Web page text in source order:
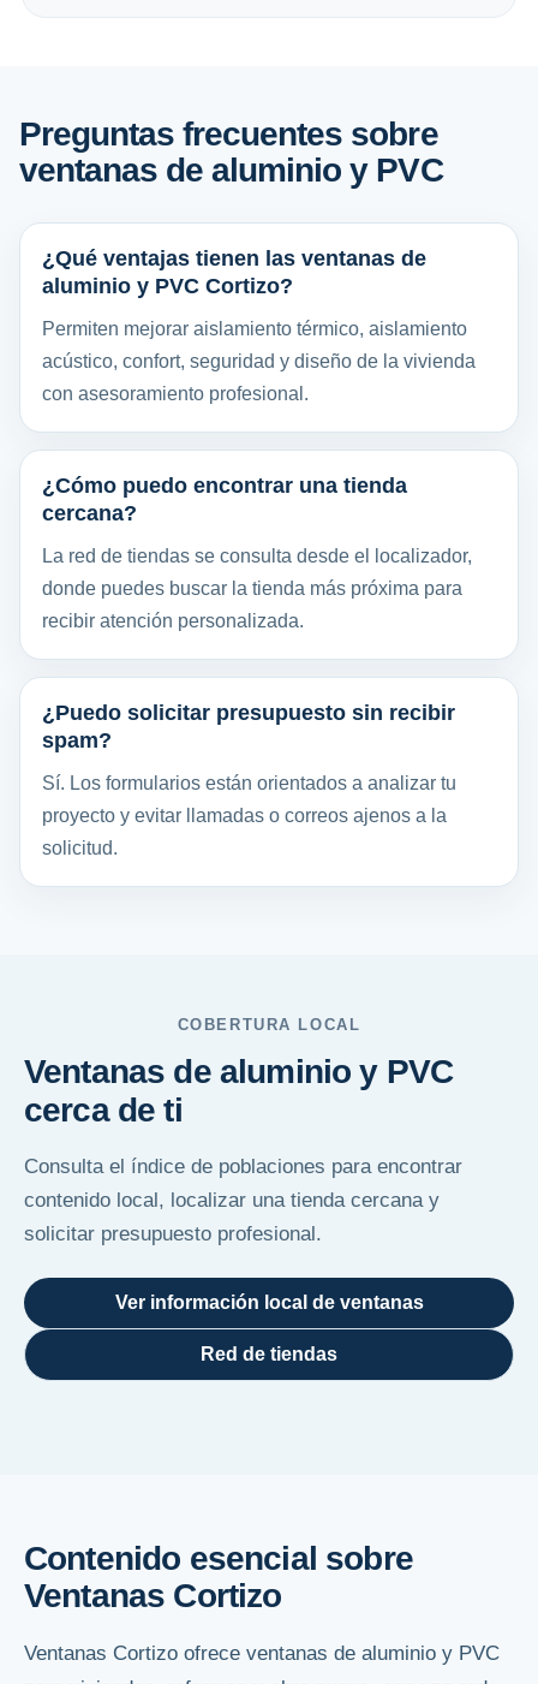
Preguntas frecuentes sobre
ventanas de aluminio y PVC
¿Qué ventajas tienen las ventanas de
aluminio y PVC Cortizo?
Permiten mejorar aislamiento térmico, aislamiento
acústico, confort, seguridad y diseño de la vivienda
con asesoramiento profesional.
¿Cómo puedo encontrar una tienda
cercana?
La red de tiendas se consulta desde el localizador,
donde puedes buscar la tienda más próxima para
recibir atención personalizada.
¿Puedo solicitar presupuesto sin recibir
spam?
Sí. Los formularios están orientados a analizar tu
proyecto y evitar llamadas o correos ajenos a la
solicitud.
COBERTURA LOCAL
Ventanas de aluminio y PVC
cerca de ti
Consulta el índice de poblaciones para encontrar
contenido local, localizar una tienda cercana y
solicitar presupuesto profesional.
Ver información local de ventanas
Red de tiendas
Contenido esencial sobre
Ventanas Cortizo
Ventanas Cortizo ofrece ventanas de aluminio y PVC